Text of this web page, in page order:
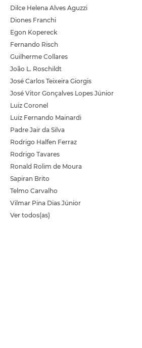
Dilce Helena Alves Aguzzi
Diones Franchi
Egon Kopereck
Fernando Risch
Guilherme Collares
João L. Roschildt
José Carlos Teixeira Giorgis
José Vitor Gonçalves Lopes Júnior
Luiz Coronel
Luiz Fernando Mainardi
Padre Jair da Silva
Rodrigo Halfen Ferraz
Rodrigo Tavares
Ronald Rolim de Moura
Sapiran Brito
Telmo Carvalho
Vilmar Pina Dias Júnior
Ver todos(as)